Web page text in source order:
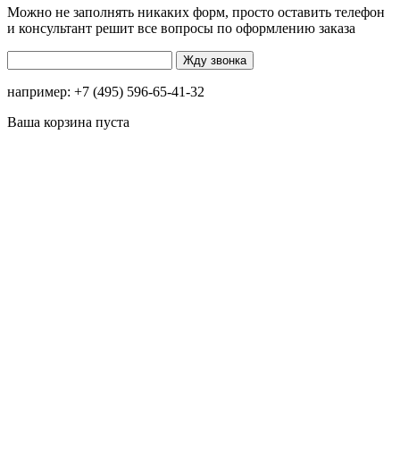
Можно не заполнять никаких форм, просто оставить телефон
и консультант решит все вопросы по оформлению заказа
например: +7 (495) 596-65-41-32
Ваша корзина пуста